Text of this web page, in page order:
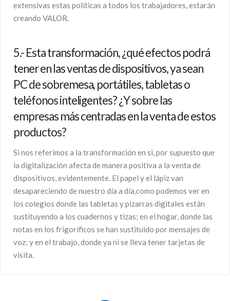
extensivas estas políticas a todos los trabajadores, estarán
creando VALOR.
5.- Esta transformación, ¿qué efectos podrá
tener en las ventas de dispositivos, ya sean
PC de sobremesa, portátiles, tabletas o
teléfonos inteligentes? ¿Y sobre las
empresas más centradas en la venta de estos
productos?
Si nos referimos a la transformación en si, por supuesto que
la digitalización afecta de manera positiva a la venta de
dispositivos, evidentemente. El papel y el lápiz van
desapareciendo de nuestro día a día,como podemos ver en
los colegios donde las tabletas y pizarras digitales están
sustituyendo a los cuadernos y tizas; en el hogar, donde las
notas en los frigoríficos se han sustituido por mensajes de
voz; y en el trabajo, donde ya ni se lleva tener tarjetas de
visita.